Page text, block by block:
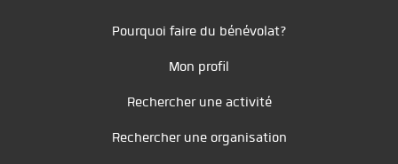
Pourquoi faire du bénévolat?
Mon profil
Rechercher une activité
Rechercher une organisation